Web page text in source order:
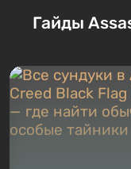
Впервые игра
Тревора и
которыми вы сможете
переключаться в
Жанр и...
Гайды